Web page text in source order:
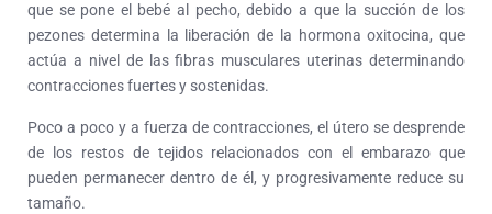
que se pone el bebé al pecho, debido a que la succión de los
pezones determina la liberación de la hormona oxitocina, que
actúa a nivel de las fibras musculares uterinas determinando
contracciones fuertes y sostenidas.
Poco a poco y a fuerza de contracciones, el útero se desprende
de los restos de tejidos relacionados con el embarazo que
pueden permanecer dentro de él, y progresivamente reduce su
tamaño.